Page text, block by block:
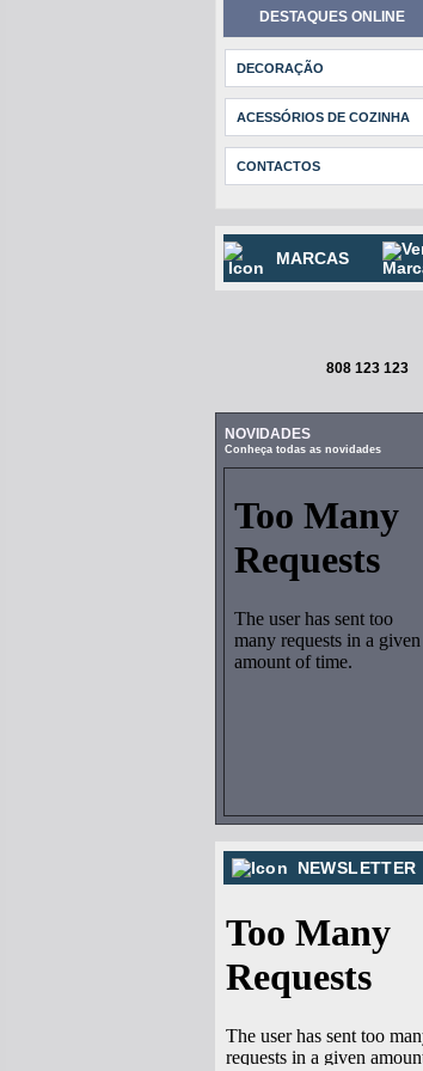
DESTAQUES ONLINE
DECORAÇÃO
ACESSÓRIOS DE COZINHA
CONTACTOS
MARCAS
808 123 123
NOVIDADES
Conheça todas as novidades
NEWSLETTER